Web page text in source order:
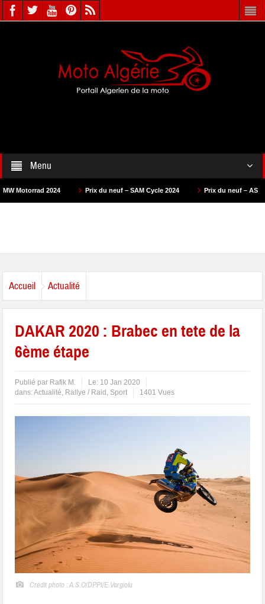
Menu
Prix du neuf – SAM Cycle 2024 Prix du neuf – AS Motors 2024
Accueil Actualité
DAKAR 2020 : Brabec en tete de la
6ème étape
Publié par Rafik M. Le: 10 Jan 2020
dans:Actualité, Rallye / Raid , Sport 1401 Vues
Crédit photo : A.S.O/DPPI/E.Vargiolu